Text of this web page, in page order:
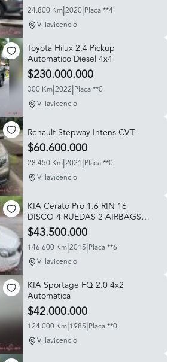
24.800 Km|2020|Placa **4
Villavicencio
Toyota Hilux 2.4 Pickup
Automatico Diesel 4x4
$230.000.000
300 Km|2022|Placa **0
Villavicencio
Renault Stepway Intens CVT
$60.600.000
28.450 Km|2021|Placa **0
Villavicencio
KIA Cerato Pro 1.6 RIN 16
DISCO 4 RUEDAS 2 AIRBAGS
AUT
$43.500.000
146.600 Km|2015|Placa **6
Villavicencio
KIA Sportage FQ 2.0 4x2
Automatica
$42.000.000
124.000 Km|1985|Placa **0
Villavicencio